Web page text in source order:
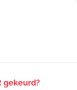
gekeurd?